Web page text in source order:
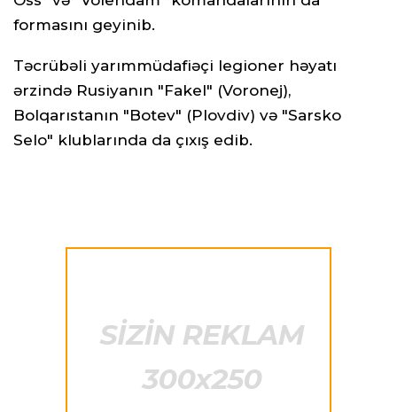
formasını geyinib.
Təcrübəli yarımmüdafiəçi legioner həyatı
ərzində Rusiyanın "Fakel" (Voronej),
Bolqarıstanın "Botev" (Plovdiv) və "Sarsko
Selo" klublarında da çıxış edib.